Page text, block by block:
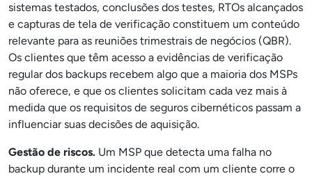
sistemas testados, conclusões dos testes, RTOs alcançados
e capturas de tela de verificação constituem um conteúdo
relevante para as reuniões trimestrais de negócios (QBR).
Os clientes que têm acesso a evidências de verificação
regular dos backups recebem algo que a maioria dos MSPs
não oferece, e que os clientes solicitam cada vez mais à
medida que os requisitos de seguros cibernéticos passam a
influenciar suas decisões de aquisição.
Gestão de riscos. Um MSP que detecta uma falha no
backup durante um incidente real com um cliente corre o